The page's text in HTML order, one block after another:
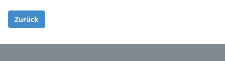
Zurück